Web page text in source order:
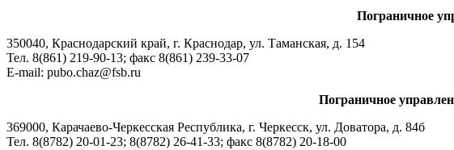
Пограничное
350040, Краснодарский край, г. Краснодар, ул. Таманская, д. 154
Тел. 8(861) 219-90-13; факс 8(861) 239-33-07
E-mail: pubo.chaz@fsb.ru
Пограничное
369000, Карачаево-Черкесская Республика, г. Черкесск, ул. Доватора, д. 84б
Тел. 8(8782) 20-01-23; 8(8782) 26-41-33; факс 8(8782) 20-18-00